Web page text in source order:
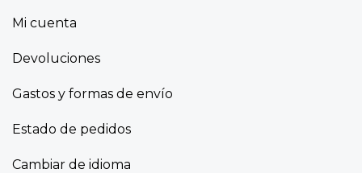
Mi cuenta
Devoluciones
Gastos y formas de envío
Estado de pedidos
Cambiar de idioma